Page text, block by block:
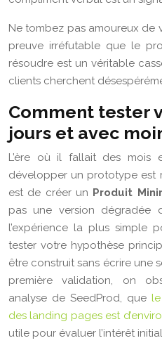
Ne tombez pas amoureux de
preuve irréfutable que le
résoudre est un véritable
clients cherchent
Comment tester
jours et avec
L’ère où il fallait des mois
développer un prototype est
est de créer un Produit
pas une version dégradée
l’expérience la plus simple
tester votre hypothèse
être construit sans écrire une
première validation, on
analyse de SeedProd, que
des landing pages est
utile pour évaluer l’intérêt